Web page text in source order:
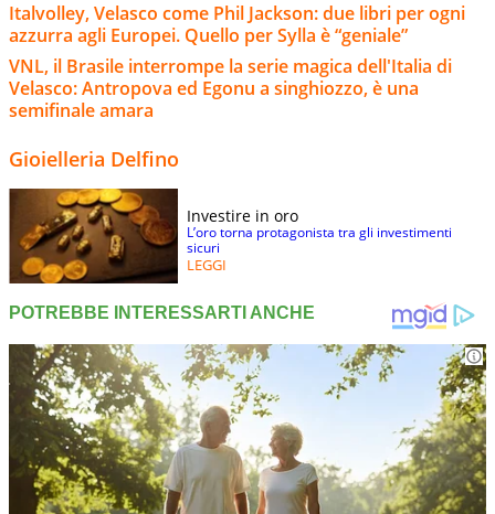
Italvolley, Velasco come Phil Jackson: due libri per ogni
azzurra agli Europei. Quello per Sylla è “geniale”
VNL, il Brasile interrompe la serie magica dell'Italia di
Velasco: Antropova ed Egonu a singhiozzo, è una
semifinale amara
Gioielleria Delfino
Investire in oro
L’oro torna protagonista tra gli investimenti
sicuri
LEGGI